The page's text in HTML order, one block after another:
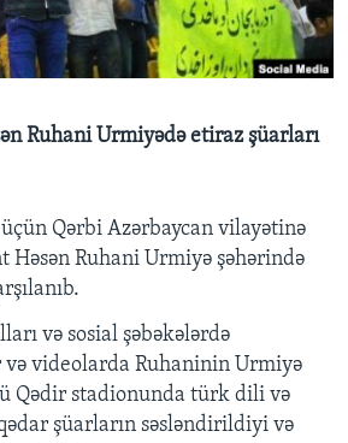
Ruhani Urmiyədə etiraz şüarları
Qərbi Azərbaycan vilayətinə
Həsən Ruhani Urmiyə şəhərində
və sosial şəbəkələrdə
və videolarda Ruhaninin Urmiyə
Qədir stadionunda türk dili və
şüarların səsləndirildiyi və